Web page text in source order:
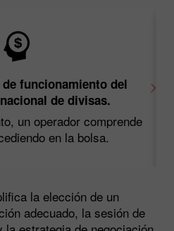
funcionamiento del
de divisas.
un operador comprende
en la bolsa.
la elección de un
adecuado, la sesión de